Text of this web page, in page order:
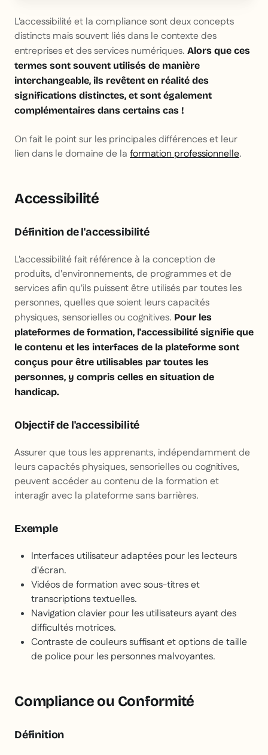
L'accessibilité et la compliance sont deux concepts
distincts mais souvent liés dans le contexte des
entreprises et des services numériques. Alors que ces
termes sont souvent utilisés de manière
interchangeable, ils revêtent en réalité des
significations distinctes, et sont également
complémentaires dans certains cas !
On fait le point sur les principales différences et leur
lien dans le domaine de la formation professionnelle.
Accessibilité
Définition de l'accessibilité
L'accessibilité fait référence à la conception de
produits, d'environnements, de programmes et de
services afin qu'ils puissent être utilisés par toutes les
personnes, quelles que soient leurs capacités
physiques, sensorielles ou cognitives. Pour les
plateformes de formation, l'accessibilité signifie que
le contenu et les interfaces de la plateforme sont
conçus pour être utilisables par toutes les
personnes, y compris celles en situation de
handicap.
Objectif de l'accessibilité
Assurer que tous les apprenants, indépendamment de
leurs capacités physiques, sensorielles ou cognitives,
peuvent accéder au contenu de la formation et
interagir avec la plateforme sans barrières.
Exemple
Interfaces utilisateur adaptées pour les lecteurs
d'écran.
Vidéos de formation avec sous-titres et
transcriptions textuelles.
Navigation clavier pour les utilisateurs ayant des
difficultés motrices.
Contraste de couleurs suffisant et options de taille
de police pour les personnes malvoyantes.
Compliance ou Conformité
Définition